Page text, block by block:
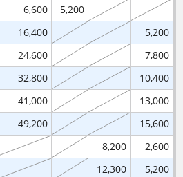
6,600 5,200
16,400 5,200
24,600 7,800
32,800 10,400
41,000 13,000
49,200 15,600
8,200 2,600
12,300 5,200